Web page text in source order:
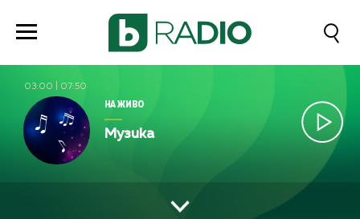
03:00 07:50
НА ЖИВО
Музика